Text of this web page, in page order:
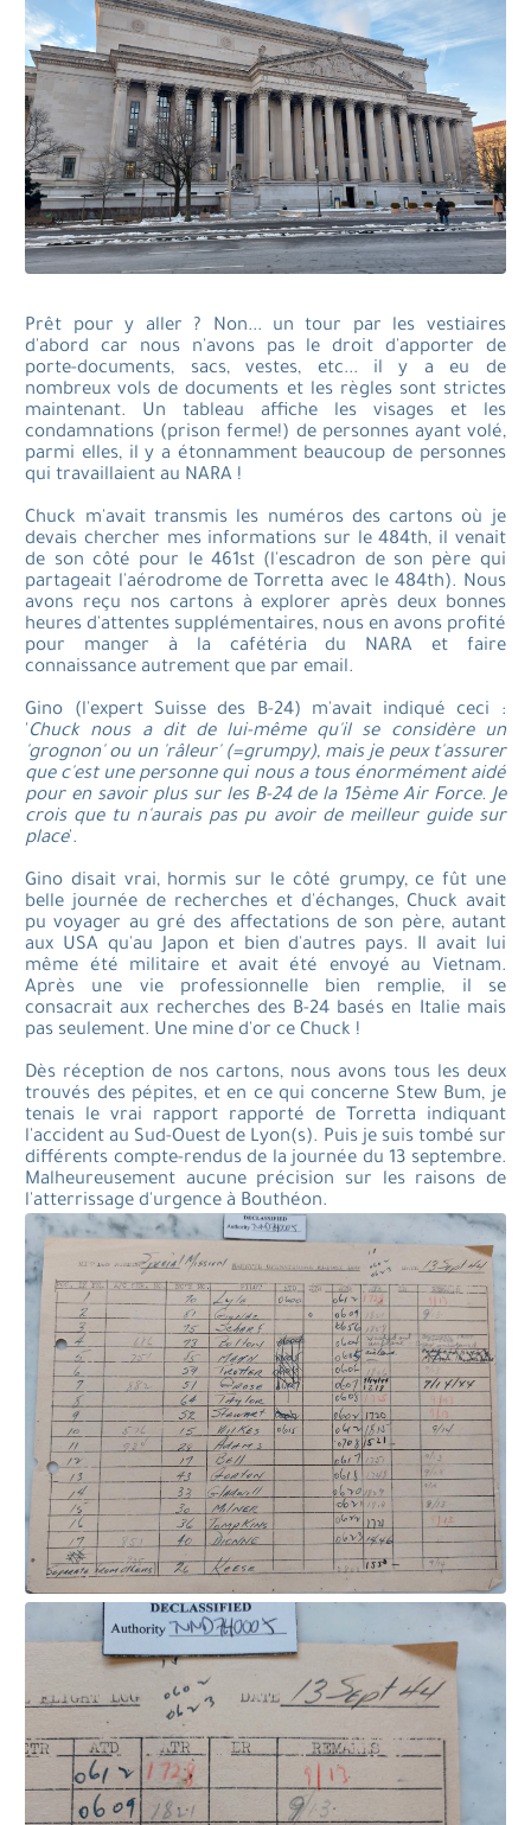
Prêt pour y aller ? Non... un tour par les vestiaires
d'abord car nous n'avons pas le droit d'apporter de
porte-documents, sacs, vestes, etc... il y a eu de
nombreux vols de documents et les règles sont strictes
maintenant. Un tableau affiche les visages et les
condamnations (prison ferme!) de personnes ayant volé,
parmi elles, il y a étonnamment beaucoup de personnes
qui travaillaient au NARA !
Chuck m'avait transmis les numéros des cartons où je
devais chercher mes informations sur le 484th, il venait
de son côté pour le 461st (l'escadron de son père qui
partageait l'aérodrome de Torretta avec le 484th). Nous
avons reçu nos cartons à explorer après deux bonnes
heures d'attentes supplémentaires, nous en avons profité
pour manger à la cafétéria du NARA et faire
connaissance autrement que par email.
Gino (l'expert Suisse des B-24) m'avait indiqué ceci :
'Chuck nous a dit de lui-même qu'il se considère un
'grognon' ou un 'râleur' (=grumpy), mais je peux t'assurer
que c'est une personne qui nous a tous énormément aidé
pour en savoir plus sur les B-24 de la 15ème Air Force. Je
crois que tu n'aurais pas pu avoir de meilleur guide sur
place'.
Gino disait vrai, hormis sur le côté grumpy, ce fût une
belle journée de recherches et d'échanges, Chuck avait
pu voyager au gré des affectations de son père, autant
aux USA qu'au Japon et bien d'autres pays. Il avait lui
même été militaire et avait été envoyé au Vietnam.
Après une vie professionnelle bien remplie, il se
consacrait aux recherches des B-24 basés en Italie mais
pas seulement. Une mine d'or ce Chuck !
Dès réception de nos cartons, nous avons tous les deux
trouvés des pépites, et en ce qui concerne Stew Bum, je
tenais le vrai rapport rapporté de Torretta indiquant
l'accident au Sud-Ouest de Lyon(s). Puis je suis tombé sur
différents compte-rendus de la journée du 13 septembre.
Malheureusement aucune précision sur les raisons de
l'atterrissage d'urgence à Bouthéon.